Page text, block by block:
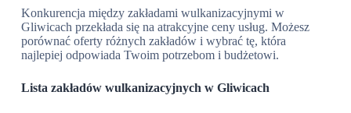
Konkurencja między zakładami wulkanizacyjnymi w
Gliwicach przekłada się na atrakcyjne ceny usług. Możesz
porównać oferty różnych zakładów i wybrać tę, która
najlepiej odpowiada Twoim potrzebom i budżetowi.
Lista zakładów wulkanizacyjnych w Gliwicach